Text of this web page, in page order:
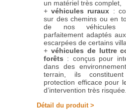
un matériel très complet,
véhicules ruraux :
sur des chemins ou en
de nos véhicules
parfaitement adaptés
escarpées de certains
véhicules de luttre
forêts : conçus pour
dans des
terrain, ils
protection efficace pour
d’intervention très risquée.
Détail du produit >